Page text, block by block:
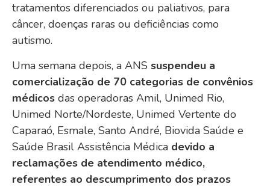
tratamentos diferenciados ou paliativos, para
câncer, doenças raras ou deficiências como
autismo.
Uma semana depois, a ANS suspendeu a
comercialização de 70 categorias de convênios
médicos das operadoras Amil, Unimed Rio,
Unimed Norte/Nordeste, Unimed Vertente do
Caparaó, Esmale, Santo André, Biovida Saúde e
Saúde Brasil Assistência Médica devido a
reclamações de atendimento médico,
referentes ao descumprimento dos prazos